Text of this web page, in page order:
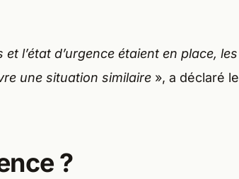
l’état d’urgence étaient en place, les
une situation similaire », a déclaré le
?